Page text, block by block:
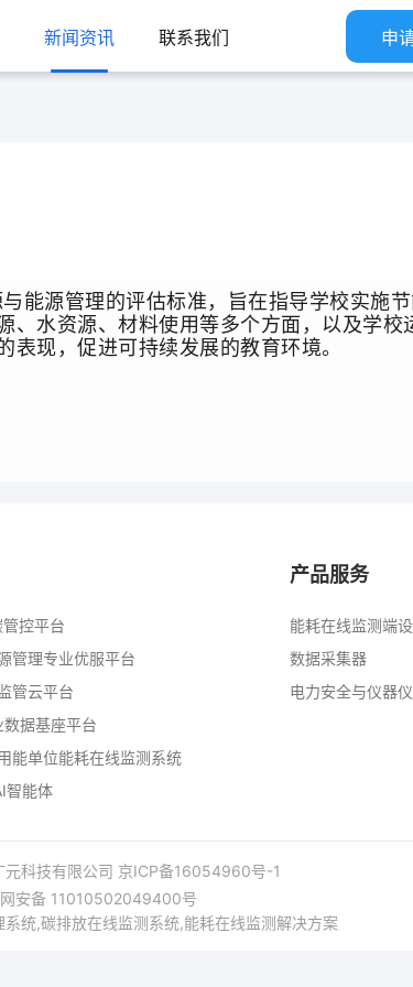
新闻资讯 联系我们 申
水资源、材料使用等多个方面，以及学
现，促进可持续发展的教育环境。
控平台
管理专业优服平台
管云平台
据基座平台
能单位能耗在线监测系统
智能体
产品服务
能耗在线监测端设
数据采集器
电力安全与仪器
元科技有限公司 京ICP备16054960号-1
安备 11010502049400号
统,碳排放在线监测系统,能耗在线监测解决方案